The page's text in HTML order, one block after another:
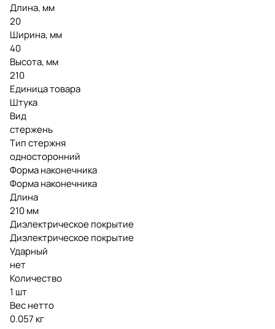
Длина, мм
20
Ширина, мм
40
Высота, мм
210
Единица товара
Штука
Вид
стержень
Тип стержня
односторонний
Форма наконечника
Форма наконечника
Длина
210 мм
Диэлектрическое покрытие
Диэлектрическое покрытие
Ударный
нет
Количество
1 шт
Вес нетто
0.057 кг